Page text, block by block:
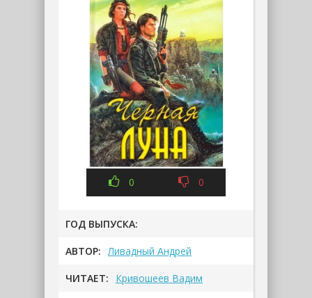
0 0
ГОД ВЫПУСКА:
АВТОР: Ливадный Андрей
ЧИТАЕТ: Кривошеев Вадим